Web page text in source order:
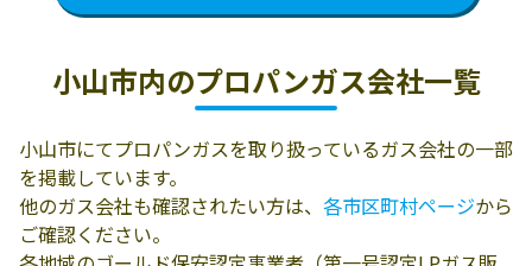
小山市内のプロパンガス会社一覧
小山市にてプロパンガスを取り扱っているガス会社の一部
を掲載しています。
他のガス会社も確認されたい方は、 各市区町村ページから
ご確認ください。